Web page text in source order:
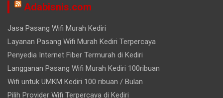
Adabisnis.com
Jasa Pasang Wifi Murah Kediri
Layanan Pasang Wifi Murah Kediri Terpercaya
Penyedia Internet Fiber Termurah di Kediri
Langganan Pasang Wifi Murah Kediri 100ribuan
Wifi untuk UMKM Kediri 100 ribuan / Bulan
Pilih Provider Wifi Terpercaya di Kediri